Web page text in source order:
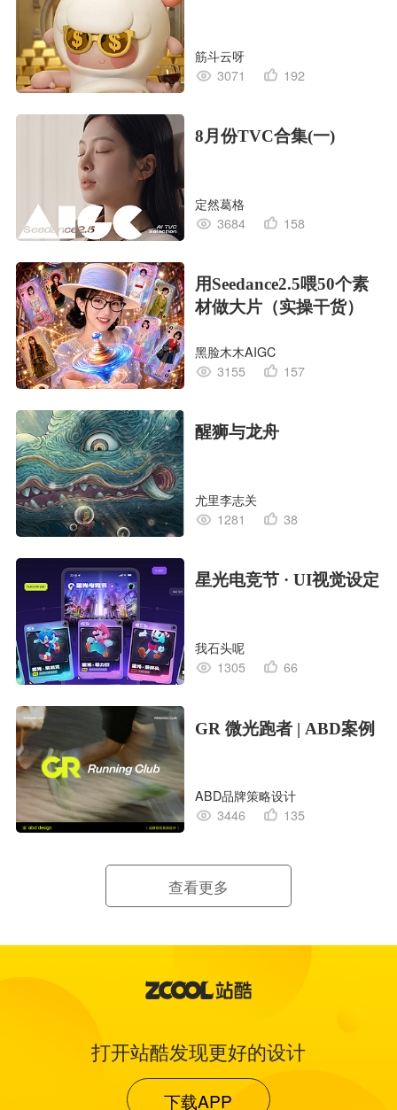
筋斗云呀
3071
192
8月份TVC合集(一)
定然葛格
3684
158
用Seedance2.5喂50个素
材做大片（实操干货）
黑脸木木AIGC
3155
157
醒狮与龙舟
尤里李志关
1281
38
星光电竞节 · UI视觉设定
我石头呢
1305
66
GR 微光跑者 | ABD案例
ABD品牌策略设计
3446
135
查看更多
打开站酷发现更好的设计
下载APP